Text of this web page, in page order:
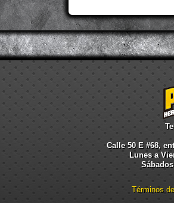
Calle 50 E #68,
Lunes a
Términos